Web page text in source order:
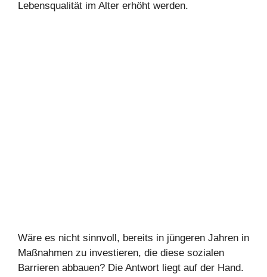
Lebensqualität im Alter erhöht werden.
Wäre es nicht sinnvoll, bereits in jüngeren Jahren in
Maßnahmen zu investieren, die diese sozialen
Barrieren abbauen? Die Antwort liegt auf der Hand.